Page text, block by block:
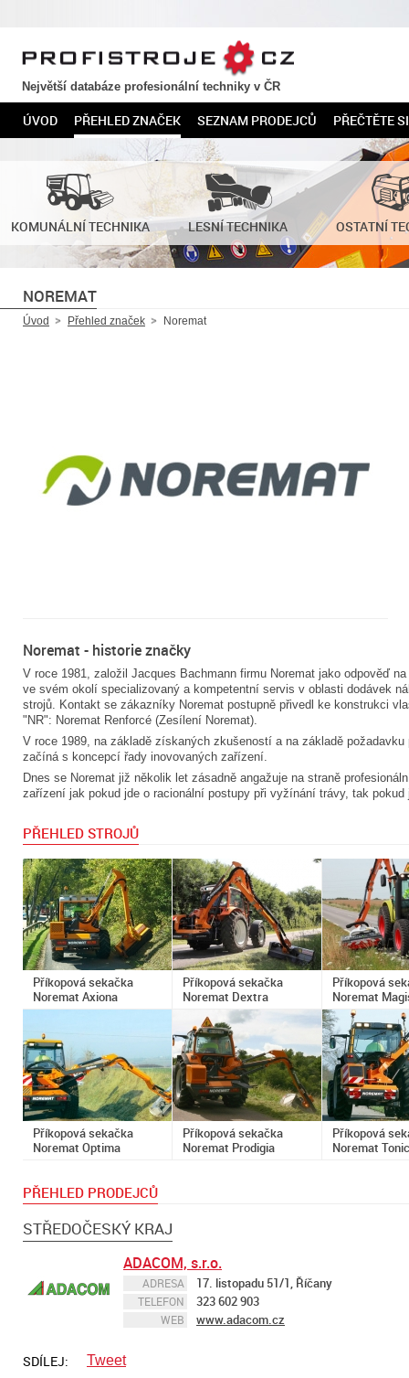
PROFISTROJE.CZ
Největší databáze profesionální techniky v ČR
ÚVOD PŘEHLED ZNAČEK SEZNAM PRODEJCŮ PŘEČTĚTE SI
KOMUNÁLNÍ TECHNIKA LESNÍ TECHNIKA OSTATNÍ
NOREMAT
Úvod Přehled značek Noremat
Noremat - historie značky
V roce 1981, založil Jacques Bachmann firmu Noremat jako odpověď
ve svém okolí specializovaný a kompetentní servis v oblasti dodávek
strojů. Kontakt se zákazníky Noremat postupně přivedl ke konstrukci
"NR": Noremat Renforcé (Zesílení Noremat).
V roce 1989, na základě získaných zkušeností a na základě
začíná s koncepcí řady inovovaných zařízení.
Dnes se Noremat již několik let zásadně angažuje na straně
zařízení jak pokud jde o racionální postupy při vyžínání trávy, tak pokud
PŘEHLED STROJŮ
Příkopová sekačka
Noremat Axiona
Příkopová sekačka
Noremat Dextra
Příkopová
Noremat
Příkopová sekačka
Noremat Optima
Příkopová sekačka
Noremat Prodigia
Příkopová
Noremat
PŘEHLED PRODEJCŮ
STŘEDOČESKÝ KRAJ
ADACOM, s.r.o.
ADRESA 17. listopadu 51/1, Říčany
TELEFON 323 602 903
WEB www.adacom.cz
SDÍLEJ: Tweet